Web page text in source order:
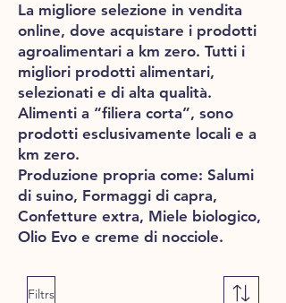
La migliore selezione in vendita
online, dove acquistare i prodotti
agroalimentari a km zero. Tutti i
migliori prodotti alimentari,
selezionati e di alta qualità.
Alimenti a “filiera corta”, sono
prodotti esclusivamente locali e a
km zero.
Produzione propria come: Salumi
di suino, Formaggi di capra,
Confetture extra, Miele biologico,
Olio Evo e creme di nocciole.
Filtrs